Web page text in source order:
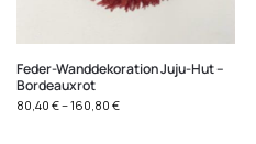
Feder-Wanddekoration Juju-Hut –
Bordeauxrot
80,40 €–160,80 €